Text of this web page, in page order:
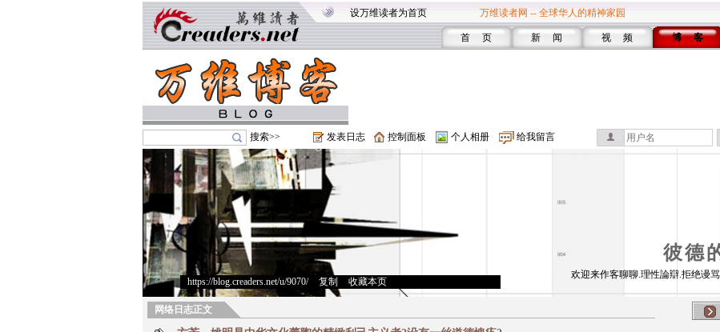
设万维读者为首页 万维读者网 -- 全球华人的精神家园
首 页 新 闻 视 频 博 客
搜索>> 发表日志 控制面板 个人相册 给我留言
彼德
https://blog.creaders.net/u/9070/> 复制 收藏本页
欢迎来作客聊聊.理性論辯.拒绝谩
网络日志正文